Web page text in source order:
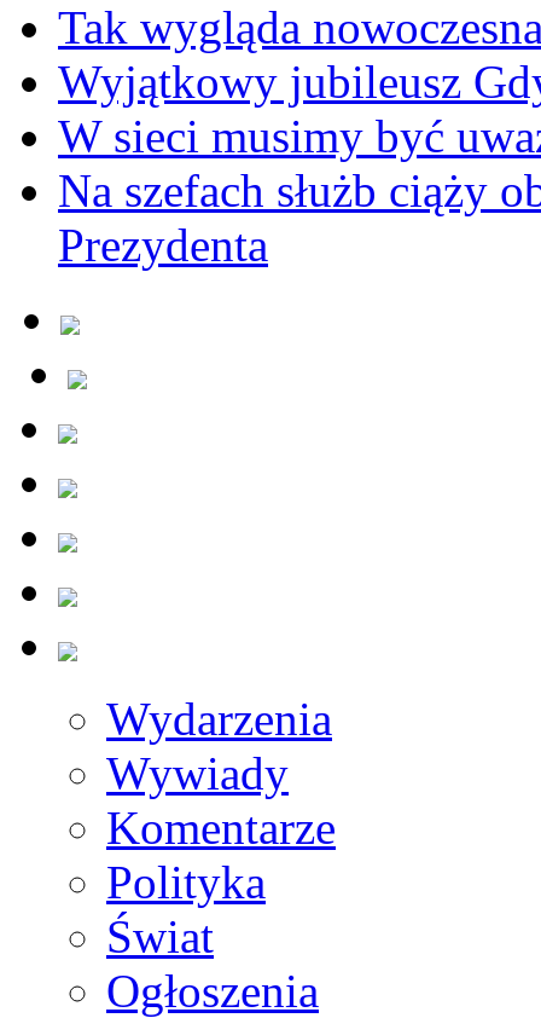
Tak wygląda
Wyjątkowy jubileusz
W sieci musimy być
Na szefach służb ciąży
Prezydenta
Wydarzenia
Wywiady
Komentarze
Polityka
Świat
Ogłoszenia